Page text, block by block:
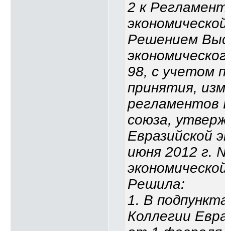
2 к
Решением
98, с учетом
принятия,
регламентов
союза,
Евразийской
июня 2012 г.
Решила:
1. В
Коллегии